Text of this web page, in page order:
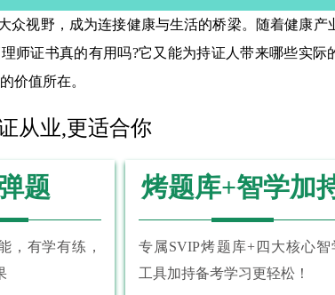
众视野，成为连接健康与生活的桥梁。随着健康产
师证书真的有用吗?它又能为持证人带来哪些实际
价值所在。
从业,更适合你
题
，有学有练，
烤题库+智学加
专属SVIP烤题库+四大核心智
工具加持备考学习更轻松！